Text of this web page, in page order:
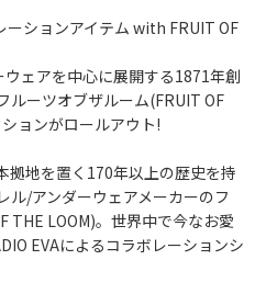
ーションアイテム with FRUIT OF
ェアを中心に展開する1871年創
ルーツオブザルーム(FRUIT OF
ョンがロールアウト!
拠地を置く170年以上の歴史を持
ル/アンダーウェアメーカーのフ
THE LOOM)。世界中で今なお愛
EVAによるコラボレーションシ